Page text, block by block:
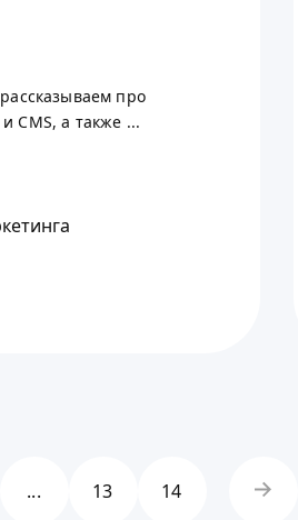
про
CMS, а также ...
... 13 14